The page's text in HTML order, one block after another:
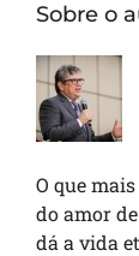
Sobre o
O que
do amor
dá a vida